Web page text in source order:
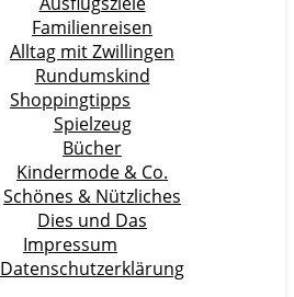
Familienreisen
Alltag mit Zwillingen
Rundumskind
Shoppingtipps
Spielzeug
Bücher
Kindermode & Co.
Schönes & Nützliches
Dies und Das
Impressum
Datenschutzerklärung